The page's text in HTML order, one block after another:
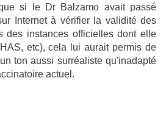
si le Dr Balzamo avait passé
Internet à vérifier la validité des
des instances officielles dont elle
etc), cela lui aurait permis de
ton aussi surréaliste qu'inadapté
actuel.